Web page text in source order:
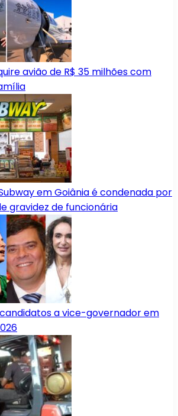
avião de R$ 35 milhões com
em Goiânia é condenada por
gravidez de funcionária
a vice-governador em